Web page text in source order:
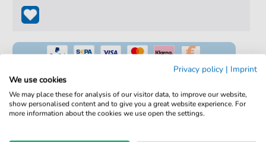
100% Legal & Lizenziert
Privacy policy | Imprint
We use cookies
We may place these for analysis of our visitor data, to improve our website,
show personalised content and to give you a great website experience. For
more information about the cookies we use open the settings.